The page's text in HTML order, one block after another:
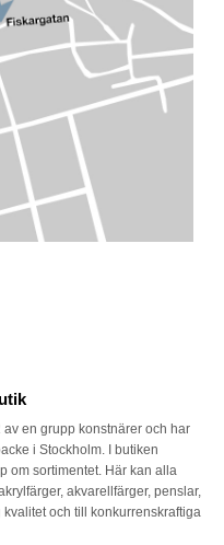
en grupp konstnärer och har
i Stockholm. I butiken
om sortimentet. Här kan alla
akvarellfärger, penslar,
och till konkurrenskraftiga